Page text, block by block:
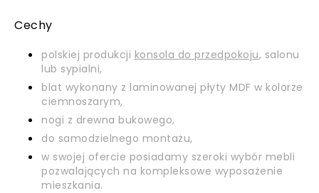
Cechy
polskiej produkcji konsola do przedpokoju, salonu
lub sypialni,
blat wykonany z laminowanej płyty MDF w kolorze
ciemnoszarym,
nogi z drewna bukowego,
do samodzielnego montażu,
w swojej ofercie posiadamy szeroki wybór mebli
pozwalających na kompleksowe wyposażenie
mieszkania.